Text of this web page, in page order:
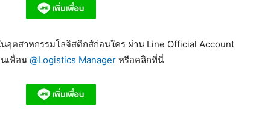
อุตสาหกรรมโลจิสติกส์ก่อนใคร ผ่าน Line Official Account
เพื่อน @Logistics Manager หรือคลิกที่นี่